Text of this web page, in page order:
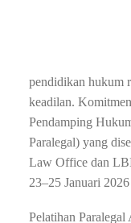
pendidikan hukum
keadilan.
Pendamping
Paralegal) yang
Law Office dan
23–25 Januari
Pelatihan